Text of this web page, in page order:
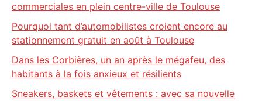
commerciales en plein centre-ville de Toulouse
Pourquoi tant d’automobilistes croient encore au
stationnement gratuit en août à Toulouse
Dans les Corbières, un an après le mégafeu, des
habitants à la fois anxieux et résilients
Sneakers, baskets et vêtements : avec sa nouvelle